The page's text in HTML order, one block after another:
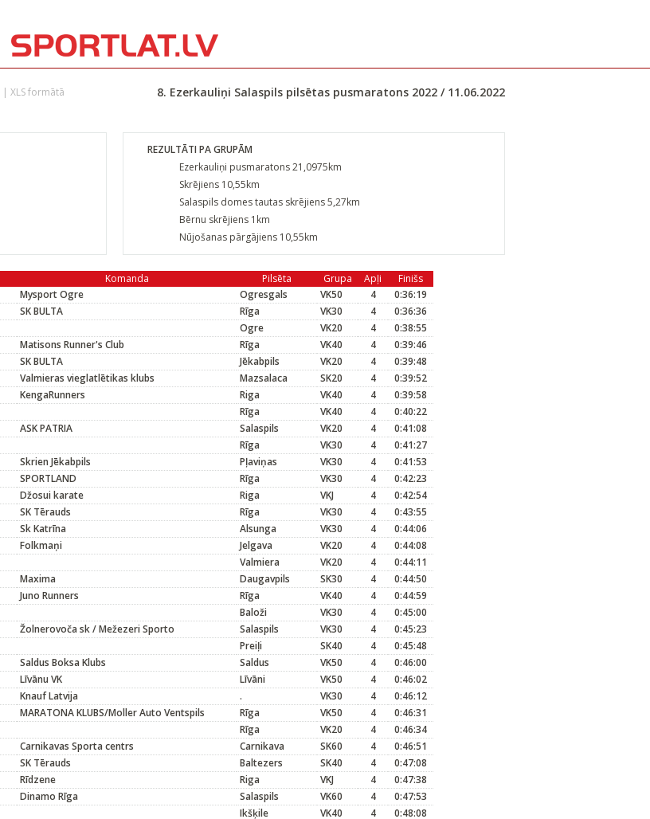
| XLS formātā 8. Ezerkauliņi Salaspils pilsētas pusmaratons 2022 / 11.06.2022
REZULTĀTI PA GRUPĀM
Ezerkauliņi pusmaratons 21,0975km
Skrējiens 10,55km
Salaspils domes tautas skrējiens 5,27km
Bērnu skrējiens 1km
Nūjošanas pārgājiens 10,55km
Komanda Pilsēta Grupa Apļi
Finišs
Mysport Ogre Ogresgals VK50 4
0:36:19
SK BULTA Rīga VK30 4
0:36:36
Ogre VK20 4
0:38:55
Matisons Runner's Club Rīga VK40 4
0:39:46
SK BULTA Jēkabpils VK20 4
0:39:48
Valmieras vieglatlētikas klubs Mazsalaca SK20 4
0:39:52
KengaRunners Riga VK40 4
0:39:58
Rīga VK40 4
0:40:22
ASK PATRIA Salaspils VK20 4
0:41:08
Rīga VK30 4
0:41:27
Skrien Jēkabpils Pļaviņas VK30 4
0:41:53
SPORTLAND Rīga VK30 4
0:42:23
Džosui karate Riga VKJ 4
0:42:54
SK Tērauds Rīga VK30 4
0:43:55
Sk Katrīna Alsunga VK30 4
0:44:06
Folkmaņi Jelgava VK20 4
0:44:08
Valmiera VK20 4
0:44:11
Maxima Daugavpils SK30 4
0:44:50
Juno Runners Rīga VK40 4
0:44:59
Baloži VK30 4
0:45:00
Žolnerovoča sk / Mežezeri Sporto Salaspils VK30 4
0:45:23
Preiļi SK40 4
0:45:48
Saldus Boksa Klubs Saldus VK50 4
0:46:00
Līvānu VK Līvāni VK50 4
0:46:02
Knauf Latvija . VK30 4
0:46:12
MARATONA KLUBS/Moller Auto Ventspils Rīga VK50 4
0:46:31
Rīga VK20 4
0:46:34
Carnikavas Sporta centrs Carnikava SK60 4
0:46:51
SK Tērauds Baltezers SK40 4
0:47:08
Rīdzene Riga VKJ 4
0:47:38
Dinamo Rīga Salaspils VK60 4
0:47:53
Ikšķile VK40 4
0:48:08